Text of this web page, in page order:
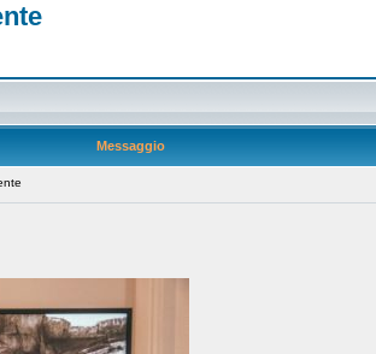
Messaggio